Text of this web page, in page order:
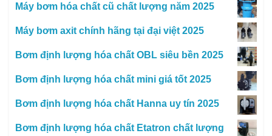
Máy bơm hóa chất cũ chất lượng năm 2025
Máy bơm axit chính hãng tại đại việt 2025
Bơm định lượng hóa chất OBL siêu bền 2025
Bơm định lượng hóa chất mini giá tốt 2025
Bơm định lượng hóa chất Hanna uy tín 2025
Bơm định lượng hóa chất Etatron chất lượng